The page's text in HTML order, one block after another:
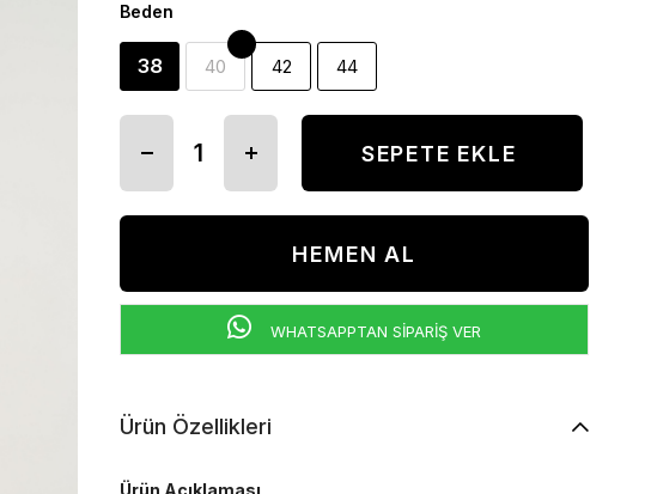
Beden
38 40 42 44
WHATSAPPTAN SİPARİŞ VER
Ürün Özellikleri
Ürün Açıklaması